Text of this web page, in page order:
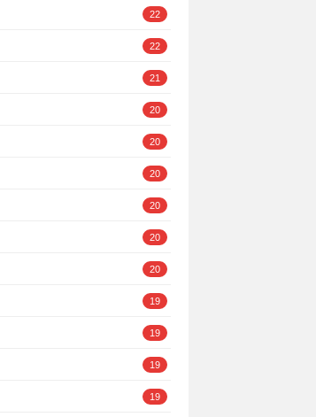
22
22
21
20
20
20
20
20
20
19
19
19
19